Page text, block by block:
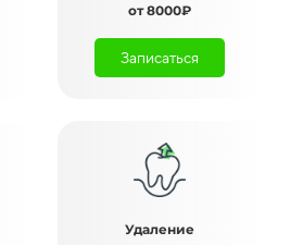
от 8000₽
Записаться
Удаление